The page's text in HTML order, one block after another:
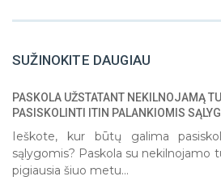
SUŽINOKITE DAUGIAU
PASKOLA UŽSTATANT NEKILNOJAMĄ
PASISKOLINTI ITIN PALANKIOMIS
Ieškote, kur būtų galima
sąlygomis? Paskola su nekilnojamo
pigiausia šiuo metu...